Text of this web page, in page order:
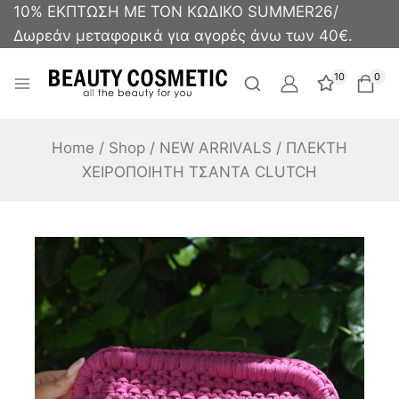
10% ΕΚΠΤΩΣΗ ΜΕ ΤΟΝ ΚΩΔΙΚΟ SUMMER26/
Δωρεάν μεταφορικά για αγορές άνω των 40€.
10 0
Home / Shop / NEW ARRIVALS / ΠΛΕΚΤΗ
ΧΕΙΡΟΠΟΙΗΤΗ ΤΣΑΝΤΑ CLUTCH